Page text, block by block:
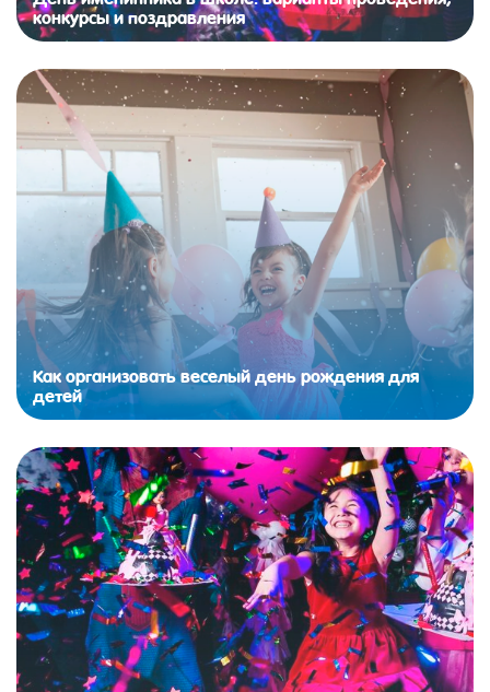
конкурсы и поздравления
Как организовать веселый день рождения для
детей